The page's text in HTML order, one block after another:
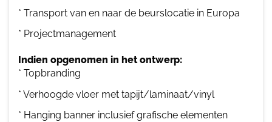
* Transport van en naar de beurslocatie in Europa
* Projectmanagement
Indien opgenomen in het ontwerp:
* Topbranding
* Verhoogde vloer met tapijt/laminaat/vinyl
* Hanging banner inclusief grafische elementen